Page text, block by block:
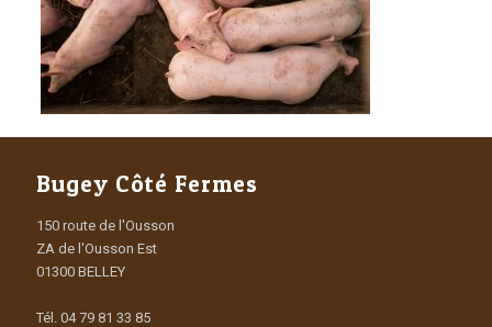
Bugey Côté Fermes
150 route de l'Ousson
ZA de l'Ousson Est
01300 BELLEY
Tél. 04 79 81 33 85